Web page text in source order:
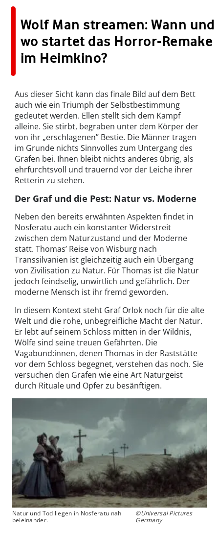
Wolf Man streamen: Wann und
wo startet das Horror-Remake
im Heimkino?
Aus dieser Sicht kann das finale Bild auf dem Bett
auch wie ein Triumph der Selbstbestimmung
gedeutet werden. Ellen stellt sich dem Kampf
alleine. Sie stirbt, begraben unter dem Körper der
von ihr „erschlagenen” Bestie. Die Männer tragen
im Grunde nichts Sinnvolles zum Untergang des
Grafen bei. Ihnen bleibt nichts anderes übrig, als
ehrfurchtsvoll und trauernd vor der Leiche ihrer
Retterin zu stehen.
Der Graf und die Pest: Natur vs. Moderne
Neben den bereits erwähnten Aspekten findet in
Nosferatu auch ein konstanter Widerstreit
zwischen dem Naturzustand und der Moderne
statt. Thomas’ Reise von Wisburg nach
Transsilvanien ist gleichzeitig auch ein Übergang
von Zivilisation zu Natur. Für Thomas ist die Natur
jedoch feindselig, unwirtlich und gefährlich. Der
moderne Mensch ist ihr fremd geworden.
In diesem Kontext steht Graf Orlok noch für die alte
Welt und die rohe, unbegreifliche Macht der Natur.
Er lebt auf seinem Schloss mitten in der Wildnis,
Wölfe sind seine treuen Gefährten. Die
Vagabund:innen, denen Thomas in der Raststätte
vor dem Schloss begegnet, verstehen das noch. Sie
versuchen den Grafen wie eine Art Naturgeist
durch Rituale und Opfer zu besänftigen.
Natur und Tod liegen in Nosferatu nah
beieinander.
©Universal Pictures
Germany